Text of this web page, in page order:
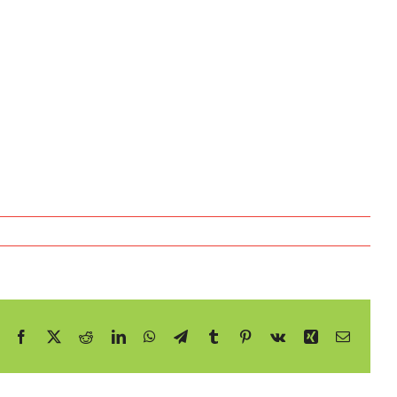
Facebook RedditLinkedInWhatsApp
TelegramTumblr Pinterest
Vk XingE-